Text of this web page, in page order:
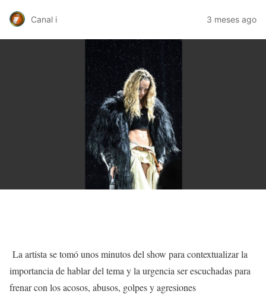
Canal i 3 meses ago
La artista se tomó unos minutos del show para contextualizar la
importancia de hablar del tema y la urgencia ser escuchadas para
frenar con los acosos, abusos, golpes y agresiones